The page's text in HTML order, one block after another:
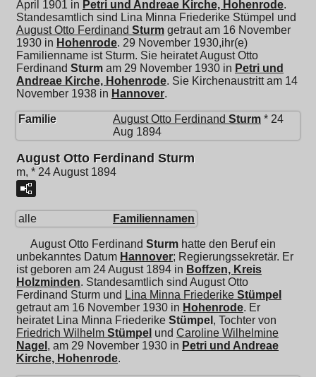
April 1901 in Petri und Andreae Kirche, Hohenrode.
Standesamtlich sind Lina Minna Friederike Stümpel und
August Otto Ferdinand Sturm getraut am 16 November
1930 in Hohenrode. 29 November 1930,ihr(e)
Familienname ist Sturm. Sie heiratetAugust Otto
Ferdinand Sturm am 29 November 1930 in Petri und
Andreae Kirche, Hohenrode. Sie Kirchenaustritt am 14
November 1938 in Hannover.
Familie August Otto Ferdinand Sturm * 24
Aug 1894
August Otto Ferdinand Sturm
m, * 24 August 1894
alle Familiennamen
August Otto Ferdinand Sturm hatte den Beruf ein
unbekanntes Datum Hannover; Regierungssekretär. Er
ist geboren am 24 August 1894 in Boffzen, Kreis
Holzminden. Standesamtlich sind August Otto
Ferdinand Sturm und Lina Minna Friederike Stümpel
getraut am 16 November 1930 in Hohenrode. Er
heiratet Lina Minna Friederike Stümpel , Tochter von
Friedrich Wilhelm Stümpel und Caroline Wilhelmine
Nagel , am 29 November 1930 in Petri und Andreae
Kirche, Hohenrode.